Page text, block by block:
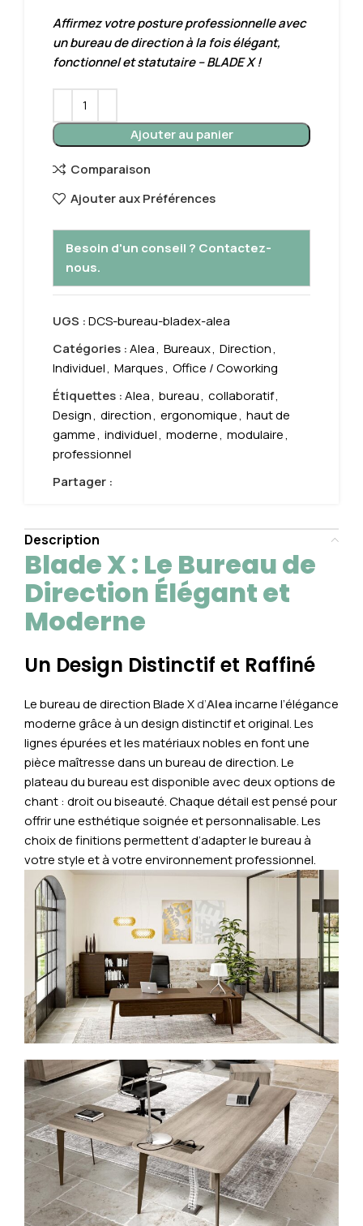
Affirmez votre posture professionnelle avec
un bureau de direction à la fois élégant,
fonctionnel et statutaire – BLADE X !
Ajouter au panier
Comparaison
Ajouter aux Préférences
Besoin d'un conseil ? Contactez-
nous.
UGS :DCS-bureau-bladex-alea
Catégories :Alea, Bureaux, Direction,
Individuel, Marques, Office / Coworking
Étiquettes :Alea, bureau, collaboratif,
Design, direction, ergonomique, haut de
gamme, individuel, moderne, modulaire,
professionnel
Partager :
Description
Blade X : Le Bureau de
Direction Élégant et
Moderne
Un Design Distinctif et Raffiné
Le bureau de direction Blade Xd’Aleaincarne l’élégance
moderne grâce à un design distinctif et original. Les
lignes épurées et les matériaux nobles en font une
pièce maîtresse dans un bureau de direction. Le
plateau du bureau est disponible avec deux options de
chant : droit ou biseauté. Chaque détail est pensé pour
offrir une esthétique soignée et personnalisable. Les
choix de finitions permettent d’adapter le bureau à
votre style et à votre environnement professionnel.